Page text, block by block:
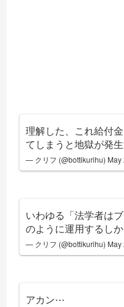
理解した、これ給付
てしまうと地獄が発
— クリフ (@bottikurihu) May
いわゆる「法学者は
のように運用するしか
— クリフ (@bottikurihu) May
アカン⋯